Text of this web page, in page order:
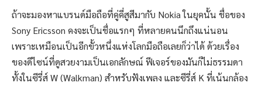
ถ้าจะมองหาแบรนด์มือถือที่คู่คี่สูสีมากับ Nokia ในยุคนั้น ชื่อของ
Sony Ericsson คงจะเป็นชื่อแรกๆ ที่หลายคนนึกถึงแน่นอน
เพราะเหมือนเป็นอีกขั้วหนึ่งแห่งโลกมือถือเลยก็ว่าได้ ด้วยเรื่อง
ของดีไซน์ที่ดูสวยงามเป็นเอกลักษณ์ ฟีเจอร์ของมันก็ไม่ธรรมดา
ทั้งในซีรี่ส์ W (Walkman) สำหรับฟังเพลง และซีรี่ส์ K ที่เน้นกล้อง